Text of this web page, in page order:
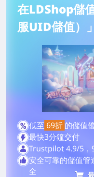
在LDShop儲
服UID儲值）」
低至 69折 的儲值
最快3分鐘交付
Trustpilot 4.9/5，
安全可靠的儲值管
全